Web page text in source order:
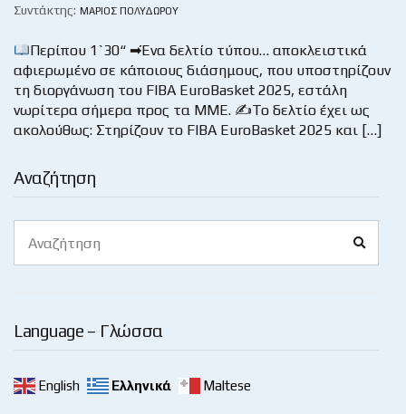
Αναζήτηση
for:
Language – Γλώσσα
English Ελληνικά Maltese
Συντάκτης: ΜΆΡΙΟΣ ΠΟΛΥΔΏΡΟΥ
Περίπου 1`30“ ➡Ένα δελτίο τύπου… αποκλειστικά
αφιερωμένο σε κάποιους διάσημους, που υποστηρίζουν
τη διοργάνωση του FIBA EuroBasket 2025, εστάλη
νωρίτερα σήμερα προς τα ΜΜΕ. ✍Το δελτίο έχει ως
ακολούθως: Στηρίζουν το FIBA EuroBasket 2025 και […]